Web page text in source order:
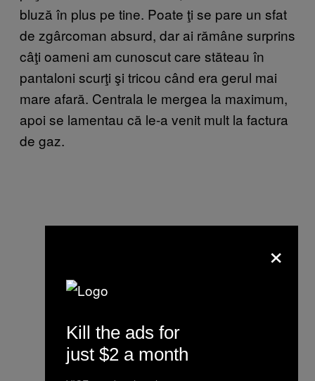
bluză în plus pe tine. Poate ţi se pare un sfat
de zgârcoman absurd, dar ai rămâne surprins
câţi oameni am cunoscut care stăteau în
pantaloni scurţi şi tricou când era gerul mai
mare afară. Centrala le mergea la maximum,
apoi se lamentau că le-a venit mult la factura
de gaz.
×
Kill the ads for
just $2 a month